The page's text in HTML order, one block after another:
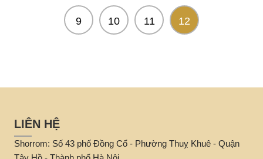
được các nghệ nhân lành
nghề đan.
9 10 11 12
LIÊN HỆ
Shorrom: Số 43 phố Đồng Cổ - Phường Thuỵ Khuê - Quận